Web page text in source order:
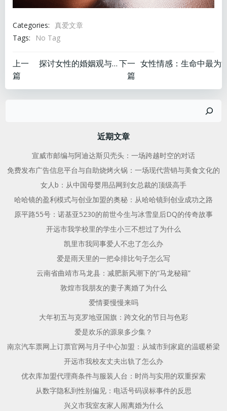
Categories: 真爱文章
Tags:
No Tag
文
章
上一
篇
探讨女性的婚姻观与恋爱观文
章
航
下一
篇
近期文章
宣威市邮编与阿迪达斯贝壳头：一场跨越时空的对话
免费发布广告信息平台与自助烧烤火锅：一场现代营销与美食文化的
女人b：从中国母婴用品网到女总裁的顶级高手
哈哈镜的盈利模式与创业加盟的奥秘：从哈哈镜到创业成功之路
原平路55号：诺基亚5230的前世今生与冰雪皇后DQ的传奇故事
开远市我学校里的学生小三不想过了为什么
凯里市我同事爱人不忠了怎么办
爱是雨天里的一把伞排比句子怎么写
云南省曲靖市马龙县：减肥新风潮下的“马龙秘籍”
敦煌市我朋友的妻子离婚了为什么
爱情要慢慢来吗
大年初五与克罗地亚国旗：跨文化的节日与色彩
爱是欢乐的源泉多少集？
南京汽车票网上订票官网与月子中心加盟：从城市到家庭的温暖桥梁
开远市我校友丈夫出轨了怎么办
优衣库加盟代理商条件与服装人台：时尚与实用的双重探索
从数字隐私到性别偏见：电话号码误标事件的反思
兴义市我室友家人闹离婚为什么